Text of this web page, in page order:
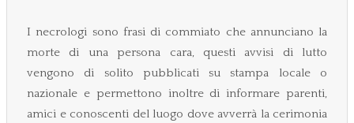
I necrologi sono frasi di commiato che annunciano la
morte di una persona cara, questi avvisi di lutto
vengono di solito pubblicati su stampa locale o
nazionale e permettono inoltre di informare parenti,
amici e conoscenti del luogo dove avverrà la cerimonia